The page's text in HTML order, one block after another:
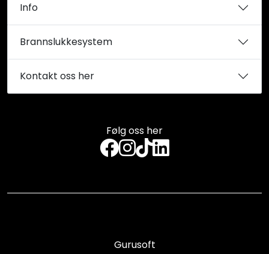
Følg oss her
Info
Brannslukkesystem
Kontakt oss her
Gurusoft